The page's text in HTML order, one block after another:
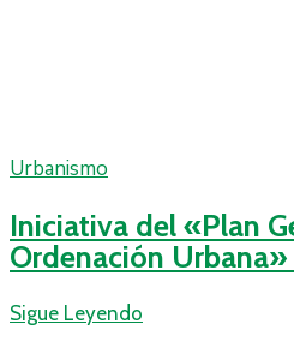
Urbanismo
Iniciativa del «Plan
Ordenación Urbana»
Sigue Leyendo